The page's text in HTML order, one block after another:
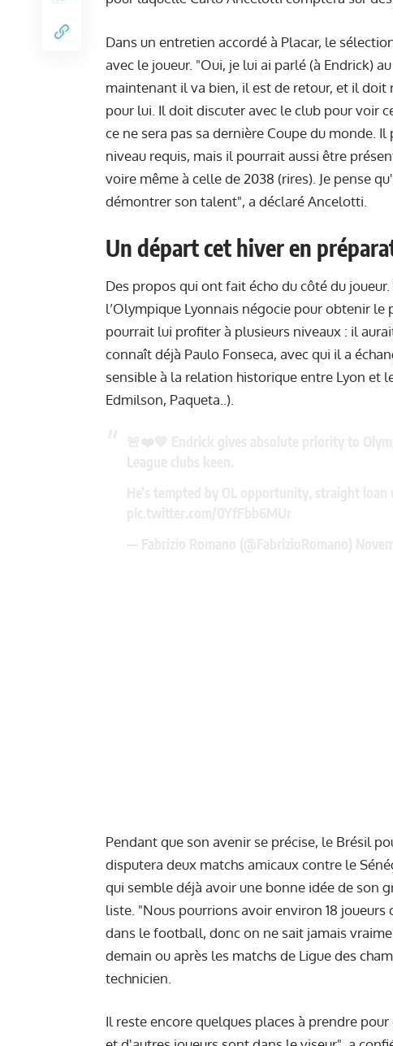
Dans un entretien accordé à Placar, le
avec le joueur. "Oui, je lui ai parlé (à Endrick)
maintenant il va bien, il est de retour, et il doit
pour lui. Il doit discuter avec le club pour voir
ce ne sera pas sa dernière Coupe du monde.
niveau requis, mais il pourrait aussi être
voire même à celle de 2038 (rires). Je pense
démontrer son talent", a déclaré Ancelotti.
Un départ cet hiver en
Des propos qui ont fait écho du côté du
l’Olympique Lyonnais négocie pour obtenir le
pourrait lui profiter à plusieurs niveaux : il
connaît déjà Paulo Fonseca, avec qui il a
sensible à la relation historique entre Lyon et
Edmilson, Paqueta..).
Pendant que son avenir se précise, le Brésil
disputera deux matchs amicaux contre le
qui semble déjà avoir une bonne idée de son
liste. "Nous pourrions avoir environ 18
dans le football, donc on ne sait jamais
demain ou après les matchs de Ligue des
technicien.
Il reste encore quelques places à prendre